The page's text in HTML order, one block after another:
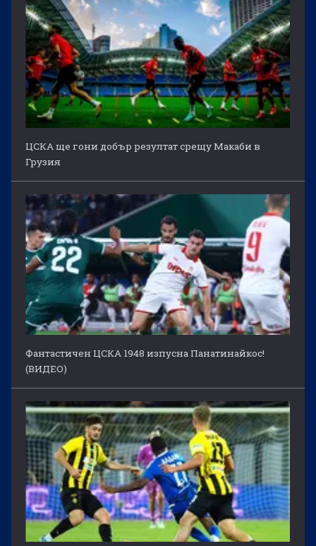
ЦСКА ще гони добър резултат срещу Макаби в
Грузия
Фантастичен ЦСКА 1948 изпусна Панатинайкос!
(ВИДЕО)